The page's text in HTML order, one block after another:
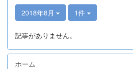
2018年8月 1件
記事がありません。
ホーム